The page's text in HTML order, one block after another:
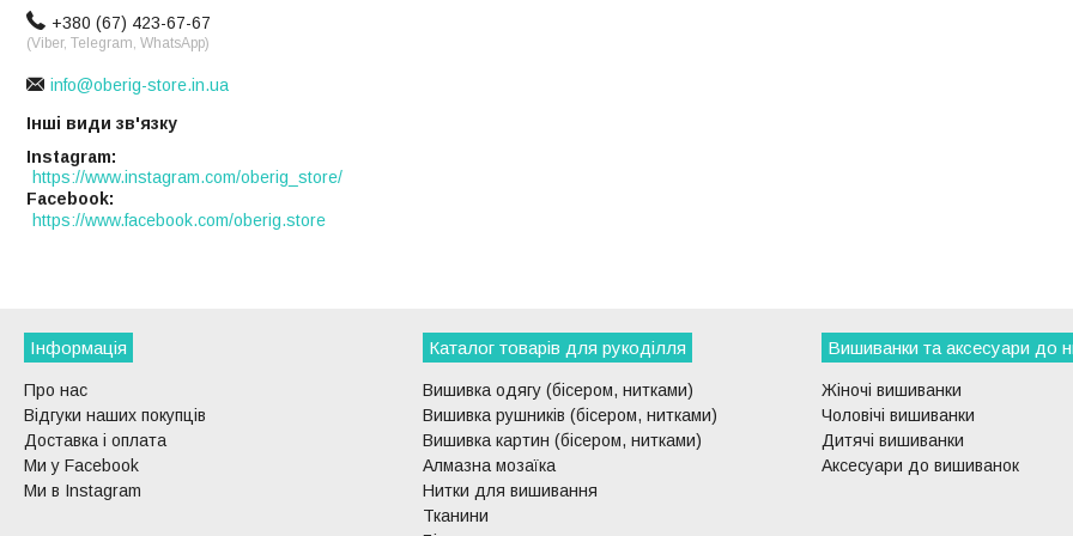
+380 (67) 423-67-67
(Viber, Telegram, WhatsApp)
info@oberig-store.in.ua
Інші види зв'язку
Instagram
https://www.instagram.com/oberig_store/
Facebook
https://www.facebook.com/oberig.store
Інформація
Про нас
Відгуки наших покупців
Доставка і оплата
Ми у Facebook
Ми в Instagram
Каталог товарів для рукоділля
Вишивка одягу (бісером, нитками)
Вишивка рушників (бісером, нитками)
Вишивка картин (бісером, нитками)
Алмазна мозаїка
Нитки для вишивання
Тканини
Вишиванки та аксесуари до
Жіночі вишиванки
Чоловічі вишиванки
Дитячі вишиванки
Аксесуари до вишиванок